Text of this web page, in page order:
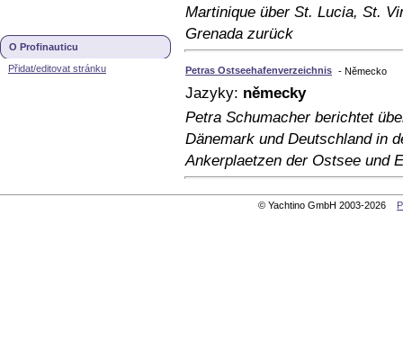
O Profinauticu
Přidat/editovat stránku
Martinique über St. Lucia, St.
Grenada zurück
Petras Ostseehafenverzeichnis - Německo
Jazyky: německy
Petra Schumacher berichtet
Dänemark und Deutschland in
Ankerplaetzen der Ostsee und
© Yachtino GmbH 2003-2026